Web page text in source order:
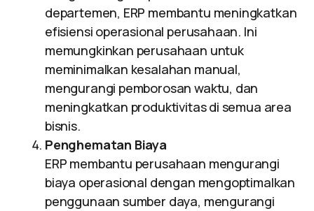
departemen, ERP membantu meningkatkan
efisiensi operasional perusahaan. Ini
memungkinkan perusahaan untuk
meminimalkan kesalahan manual,
mengurangi pemborosan waktu, dan
meningkatkan produktivitas di semua area
bisnis.
Penghematan Biaya
ERP membantu perusahaan mengurangi
biaya operasional dengan mengoptimalkan
penggunaan sumber daya, mengurangi